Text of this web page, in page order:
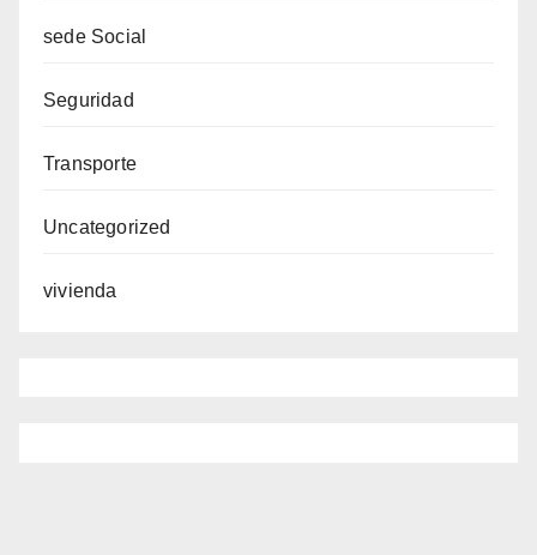
sede Social
Seguridad
Transporte
Uncategorized
vivienda